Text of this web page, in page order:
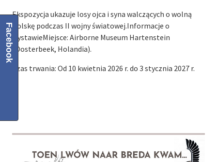
Ekspozycja ukazuje losy ojca i syna walczących o wolną
Polskę podczas II wojny światowej.Informacje o
wystawieMiejsce: Airborne Museum Hartenstein
(Oosterbeek, Holandia).
Czas trwania: Od 10 kwietnia 2026 r. do 3 stycznia 2027 r.
Facebook